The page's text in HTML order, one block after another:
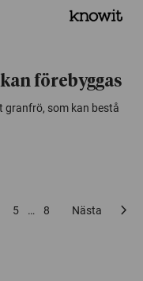
förebyggas
granfrö, som kan bestå
5 … 8 Nästa chevron_right